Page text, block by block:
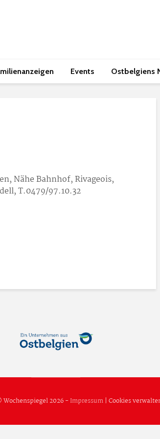
Events Ostbelgiens
Nähe Bahnhof, Rivageois,
T.0479/97.10.32
2026 -Impressum| Cookies